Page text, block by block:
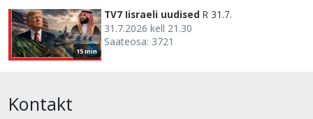
15 min
TV7 Iisraeli uudised R 31.7.
31.7.2026 kell 21.30
Saateosa: 3721
Kontakt